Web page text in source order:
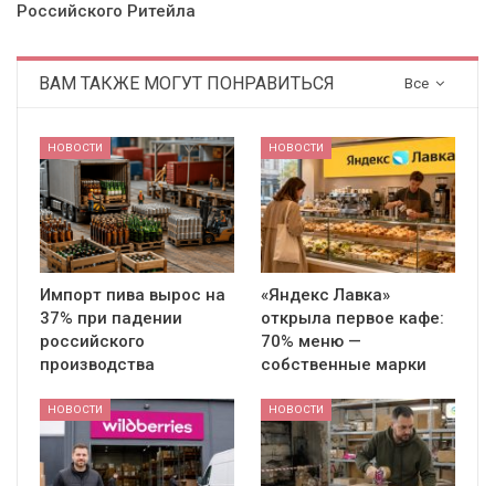
Российского Ритейла
Все
ВАМ ТАКЖЕ МОГУТ ПОНРАВИТЬСЯ
НОВОСТИ
Импорт пива вырос на
37% при падении
российского
производства
НОВОСТИ
«Яндекс Лавка»
открыла первое кафе:
70% меню —
собственные марки
НОВОСТИ НОВОСТИ